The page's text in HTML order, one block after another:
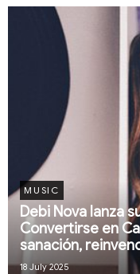
MUSIC
Debi Nova lanza
Convertirse en
sanación,
18 July 2025